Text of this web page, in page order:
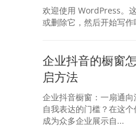
欢迎使用 WordPress。
或删除它，然后开始写作
企业抖音的橱窗
启方法
企业抖音橱窗：一扇通
自我表达的门槛？在这
成为众多企业展示自...